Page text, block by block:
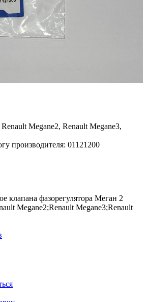
Renault Megane2, Renault Megane3,
производителя: 01121200
клапана фазорегулятора Меган 2
Megane2;Renault Megane3;Renault